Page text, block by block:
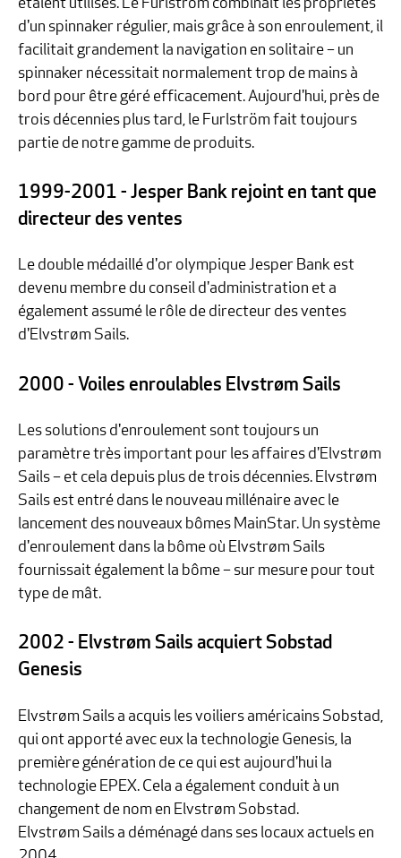
étaient utilisés. Le Furlström combinait les propriétés
d'un spinnaker régulier, mais grâce à son enroulement, il
facilitait grandement la navigation en solitaire – un
spinnaker nécessitait normalement trop de mains à
bord pour être géré efficacement. Aujourd'hui, près de
trois décennies plus tard, le Furlström fait toujours
partie de notre gamme de produits.
1999-2001 - Jesper Bank rejoint en tant que
directeur des ventes
Le double médaillé d'or olympique Jesper Bank est
devenu membre du conseil d'administration et a
également assumé le rôle de directeur des ventes
d'Elvstrøm Sails.
2000 - Voiles enroulables Elvstrøm Sails
Les solutions d'enroulement sont toujours un
paramètre très important pour les affaires d'Elvstrøm
Sails – et cela depuis plus de trois décennies. Elvstrøm
Sails est entré dans le nouveau millénaire avec le
lancement des nouveaux bômes MainStar. Un système
d'enroulement dans la bôme où Elvstrøm Sails
fournissait également la bôme – sur mesure pour tout
type de mât.
2002 - Elvstrøm Sails acquiert Sobstad
Genesis
Elvstrøm Sails a acquis les voiliers américains Sobstad,
qui ont apporté avec eux la technologie Genesis, la
première génération de ce qui est aujourd'hui la
technologie EPEX. Cela a également conduit à un
changement de nom en Elvstrøm Sobstad.
Elvstrøm Sails a déménagé dans ses locaux actuels en